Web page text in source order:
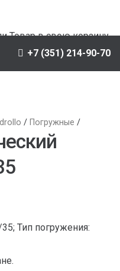
Товарв свою корзину.
+7 (351) 214-90-70
/ Погружные /
Тип погружения: